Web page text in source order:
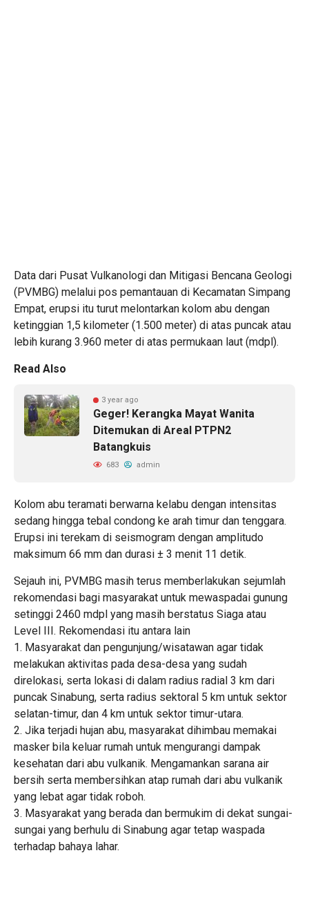
Data dari Pusat Vulkanologi dan Mitigasi Bencana Geologi
(PVMBG) melalui pos pemantauan di Kecamatan Simpang
Empat, erupsi itu turut melontarkan kolom abu dengan
ketinggian 1,5 kilometer (1.500 meter) di atas puncak atau
lebih kurang 3.960 meter di atas permukaan laut (mdpl).
Read Also
3 year ago
Geger! Kerangka Mayat Wanita
Ditemukan di Areal PTPN2
Batangkuis
683 admin
Kolom abu teramati berwarna kelabu dengan intensitas
sedang hingga tebal condong ke arah timur dan tenggara.
Erupsi ini terekam di seismogram dengan amplitudo
maksimum 66 mm dan durasi ± 3 menit 11 detik.
Sejauh ini, PVMBG masih terus memberlakukan sejumlah
rekomendasi bagi masyarakat untuk mewaspadai gunung
setinggi 2460 mdpl yang masih berstatus Siaga atau
Level III. Rekomendasi itu antara lain
1. Masyarakat dan pengunjung/wisatawan agar tidak
melakukan aktivitas pada desa-desa yang sudah
direlokasi, serta lokasi di dalam radius radial 3 km dari
puncak Sinabung, serta radius sektoral 5 km untuk sektor
selatan-timur, dan 4 km untuk sektor timur-utara.
2. Jika terjadi hujan abu, masyarakat dihimbau memakai
masker bila keluar rumah untuk mengurangi dampak
kesehatan dari abu vulkanik. Mengamankan sarana air
bersih serta membersihkan atap rumah dari abu vulkanik
yang lebat agar tidak roboh.
3. Masyarakat yang berada dan bermukim di dekat sungai-
sungai yang berhulu di Sinabung agar tetap waspada
terhadap bahaya lahar.